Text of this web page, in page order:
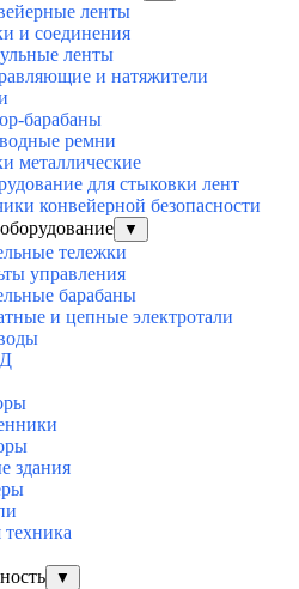
ленты
и соединения
ленты
и натяжители
барабаны
ремни
металлические
для стыковки лент
конвейерной безопасности
▼
тележки
управления
барабаны
и цепные электротали
здания
техника
▼